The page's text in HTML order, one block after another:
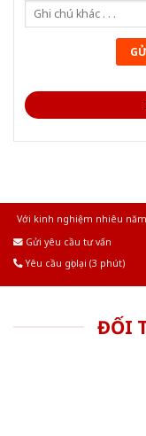
Với kinh nghiệm nhiêu
Gửi yêu cầu tư vấn
Yêu cầu gọi lại (3 phút)
ĐỐI